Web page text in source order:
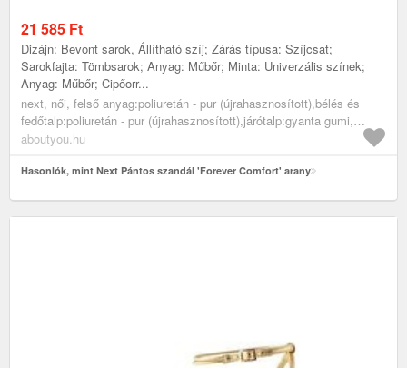
21 585 Ft
Dizájn: Bevont sarok, Állítható szíj; Zárás típusa: Szíjcsat;
Sarokfajta: Tömbsarok; Anyag: Műbőr; Minta: Univerzális színek;
Anyag: Műbőr; Cipőorr...
next, női, felső anyag:poliuretán - pur (újrahasznosított),bélés és
fedőtalp:poliuretán - pur (újrahasznosított),járótalp:gyanta gumi,
cipők, magassarkú cipők, magassarkú szandálok, arany
aboutyou.hu
Hasonlók, mint Next Pántos szandál 'Forever Comfort' arany